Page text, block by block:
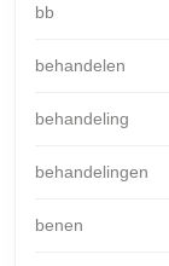
bb
behandelen
behandeling
behandelingen
benen